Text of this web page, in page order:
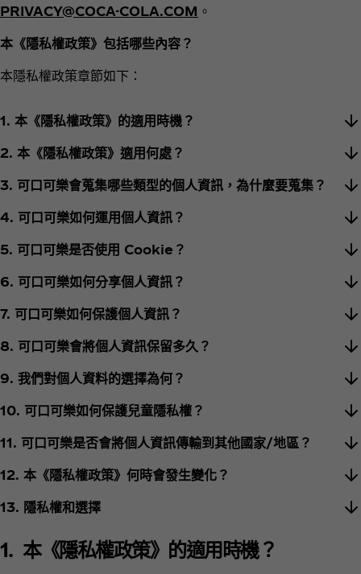
PRIVACY@COCA-COLA.COM 。
本《隱私權政策》包括哪些內容？
本隱私權政策章節如下：
1. 本《隱私權政策》的適用時機？
2. 本《隱私權政策》適用何處？
3. 可口可樂會蒐集哪些類型的個人資訊，為什麼要蒐集？
4. 可口可樂如何運用個人資訊？
5. 可口可樂是否使用 Cookie？
6. 可口可樂如何分享個人資訊？
7. 可口可樂如何保護個人資訊？
8. 可口可樂會將個人資訊保留多久？
9. 我們對個人資料的選擇為何？
10. 可口可樂如何保護兒童隱私權？
11. 可口可樂是否會將個人資訊傳輸到其他國家/地區？
12. 本《隱私權政策》何時會發生變化？
13. 隱私權和選擇
1. 本《隱私權政策》的適用時機？